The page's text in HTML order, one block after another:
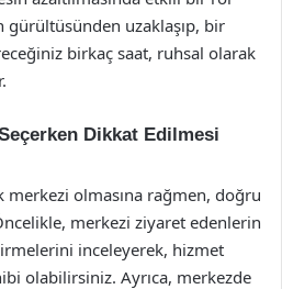
gürültüsünden uzaklaşıp, bir
birkaç saat, ruhsal olarak
Dikkat Edilmesi
merkezi olmasına rağmen, doğru
merkezi ziyaret edenlerin
inceleyerek, hizmet
olabilirsiniz. Ayrıca, merkezde